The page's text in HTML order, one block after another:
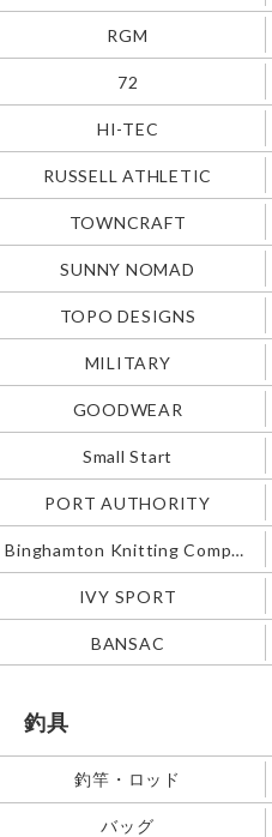
RGM
72
HI-TEC
RUSSELL ATHLETIC
TOWNCRAFT
SUNNY NOMAD
TOPO DESIGNS
MILITARY
GOODWEAR
Small Start
PORT AUTHORITY
Binghamton Knitting Company
IVY SPORT
BANSAC
釣具
釣竿・ロッド
バッグ